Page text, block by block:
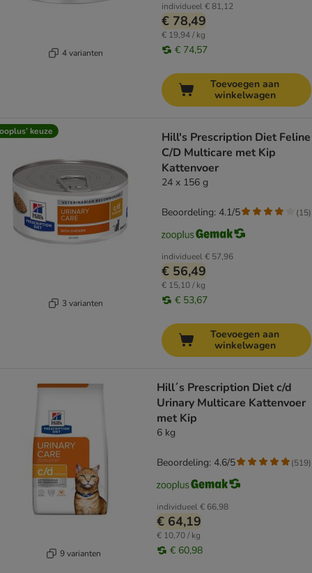
4 varianten
individueel€ 81,12
€ 78,49
€ 19,94 / kg
€ 74,57
Toevoegen aan
winkelwagen
keuze
3 varianten
Hill's Prescription Diet Feline
C/D Multicare met Kip
Kattenvoer
24 x 156 g
individueel€ 57,96
€ 56,49
€ 15,10 / kg
€ 53,67
Beoordeling: 4.1/5 (15)
Toevoegen aan
winkelwagen
9 varianten
Hill´s Prescription Diet c/d
Urinary Multicare Kattenvoer
met Kip
6 kg
individueel€ 66,98
€ 64,19
€ 10,70 / kg
€ 60,98
Beoordeling: 4.6/5 (519)